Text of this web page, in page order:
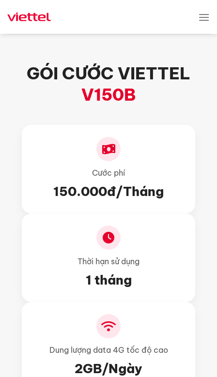
to
GÓI CƯỚC VIETTEL
V150B
Cước phí
150.000đ/Tháng
Thời hạn sử dụng
1 tháng
Dung lượng data 4G tốc độ cao
2GB/Ngày